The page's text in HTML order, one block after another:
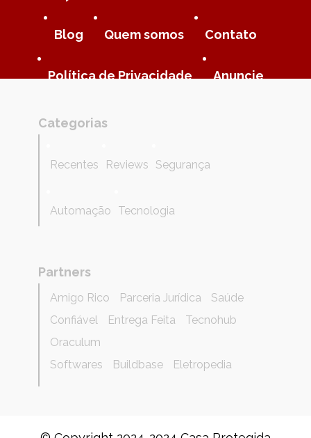
Blog Quem somos Contato
Política de Privacidade Anuncie
Categorias
Recentes Reviews Segurança
Automação Tecnologia
Partners
Amigo Rico Parceria Jurídica
Saúde
Confiável
Entrega Feita
Tecnohub
Oraculum
Softwares
Buildbase Eletropedia